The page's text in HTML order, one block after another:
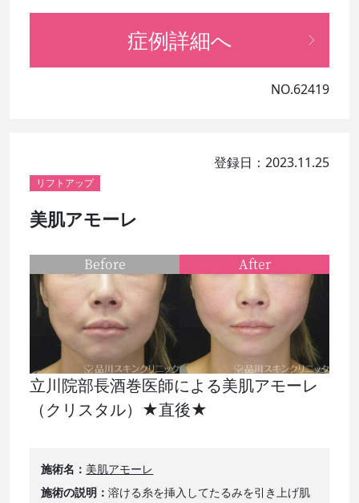
症例詳細へ
NO.62419
登録日：2023.11.25
リフトアップ
美肌アモーレ
立川院部長酒巻医師による美肌アモーレ
（クリスタル）★直後★
施術名
美肌アモーレ
施術の説明
溶ける糸を挿入してたるみを引き上げ肌
Before After